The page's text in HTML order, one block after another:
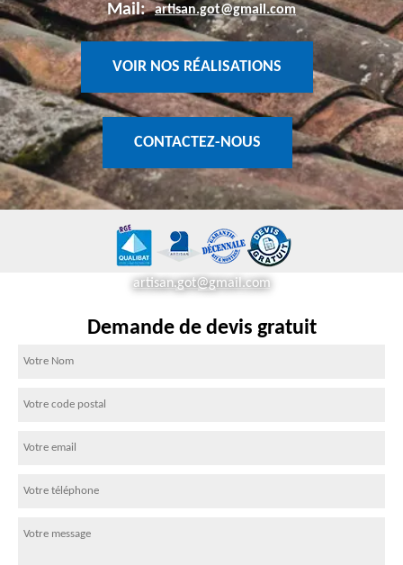
Mail: artisan.got@gmail.com
VOIR NOS RÉALISATIONS
CONTACTEZ-NOUS
artisan.got@gmail.com
Demande de devis gratuit